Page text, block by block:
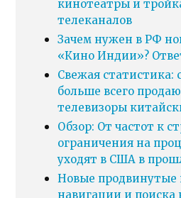
кинотеатры и
телеканалов
Зачем нужен в РФ
«Кино Индии»?
Свежая статистика:
больше всего
телевизоры
Обзор: От частот к
ограничения на
уходят в США в
Новые
навигации и поиска